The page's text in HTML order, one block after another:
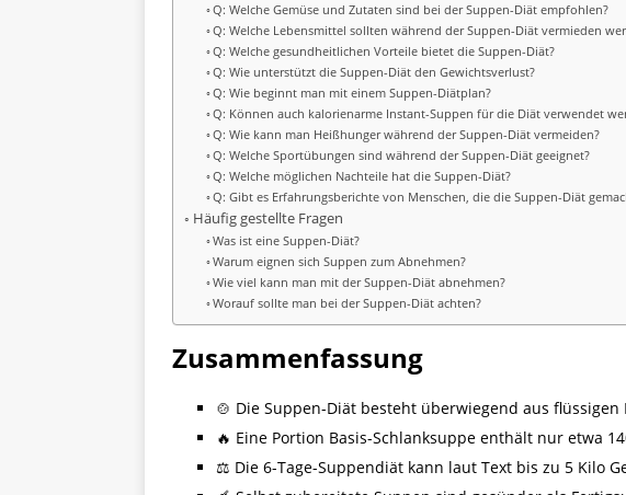
Q: Welche Gemüse und Zutaten sind bei der Suppen-Diät empfohlen?
Q: Welche Lebensmittel sollten während der Suppen-Diät vermieden
Q: Welche gesundheitlichen Vorteile bietet die Suppen-Diät?
Q: Wie unterstützt die Suppen-Diät den Gewichtsverlust?
Q: Wie beginnt man mit einem Suppen-Diätplan?
Q: Können auch kalorienarme Instant-Suppen für die Diät verwendet
Q: Wie kann man Heißhunger während der Suppen-Diät vermeiden?
Q: Welche Sportübungen sind während der Suppen-Diät geeignet?
Q: Welche möglichen Nachteile hat die Suppen-Diät?
Q: Gibt es Erfahrungsberichte von Menschen, die die Suppen-Diät
Häufig gestellte Fragen
Was ist eine Suppen-Diät?
Warum eignen sich Suppen zum Abnehmen?
Wie viel kann man mit der Suppen-Diät abnehmen?
Worauf sollte man bei der Suppen-Diät achten?
Zusammenfassung
🍲 Die Suppen-Diät besteht überwiegend aus
🔥 Eine Portion Basis-Schlanksuppe enthält nur etwa
⚖️ Die 6-Tage-Suppendiät kann laut Text bis zu 5 Kilo